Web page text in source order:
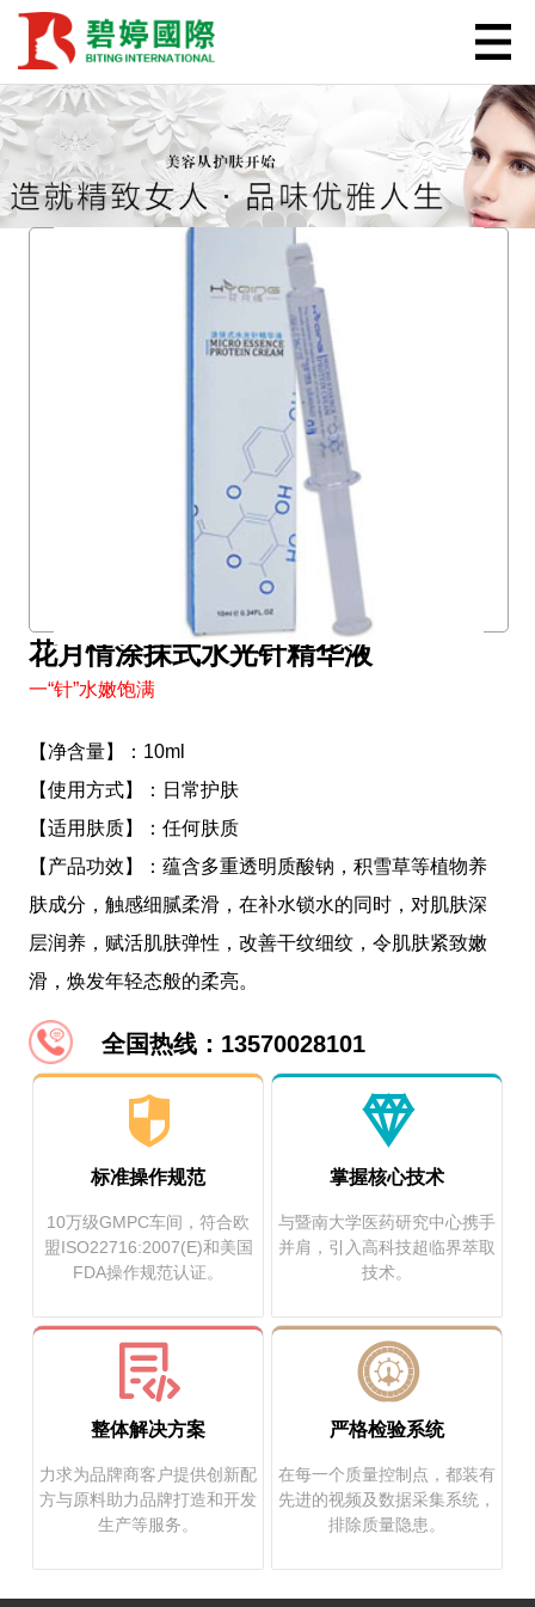
花月情涂抹式水光针精华液
一“针”水嫩饱满
【净含量】：10ml
【使用方式】：日常护肤
【适用肤质】：任何肤质
【产品功效】：蕴含多重透明质酸钠，积雪草等植物养
肤成分，触感细腻柔滑，在补水锁水的同时，对肌肤深
层润养，赋活肌肤弹性，改善干纹细纹，令肌肤紧致嫩
滑，焕发年轻态般的柔亮。
全国热线：13570028101
标准操作规范
10万级GMPC车间，符合欧
盟ISO22716:2007(E)和美国
FDA操作规范认证。
掌握核心技术
与暨南大学医药研究中心携手
并肩，引入高科技超临界萃取
技术。
整体解决方案
力求为品牌商客户提供创新配
方与原料助力品牌打造和开发
生产等服务。
严格检验系统
在每一个质量控制点，都装有
先进的视频及数据采集系统，
排除质量隐患。